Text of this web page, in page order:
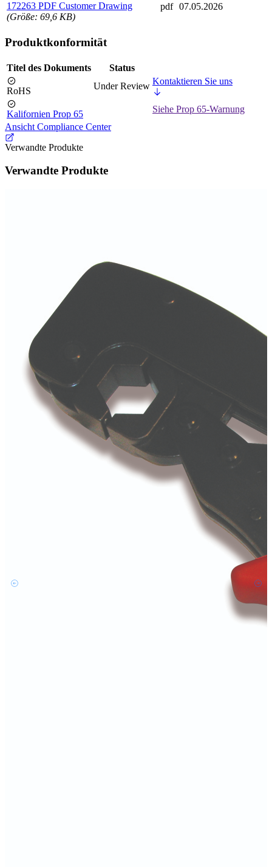
172263 PDF Customer Drawing
(Größe: 69,6 KB)
pdf 07.05.2026
Produktkonformität
Titel des Dokuments Status
RoHS Under Review Kontaktieren Sie uns
Kalifornien Prop 65
Siehe Prop 65-Warnung
Ansicht Compliance Center
Verwandte Produkte
Verwandte Produkte